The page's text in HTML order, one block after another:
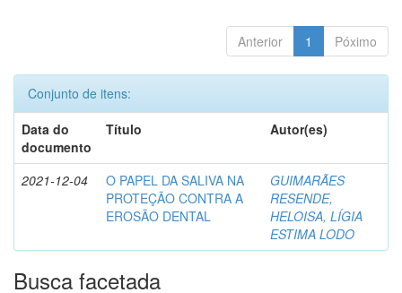
Anterior 1 Póximo
Conjunto de itens:
Data do
documento
Título Autor(es)
2021-12-04
O PAPEL DA SALIVA NA
PROTEÇÃO CONTRA A
EROSÃO DENTAL
GUIMARÃES
RESENDE,
HELOISA, LÍGIA
ESTIMA LODO
Busca facetada